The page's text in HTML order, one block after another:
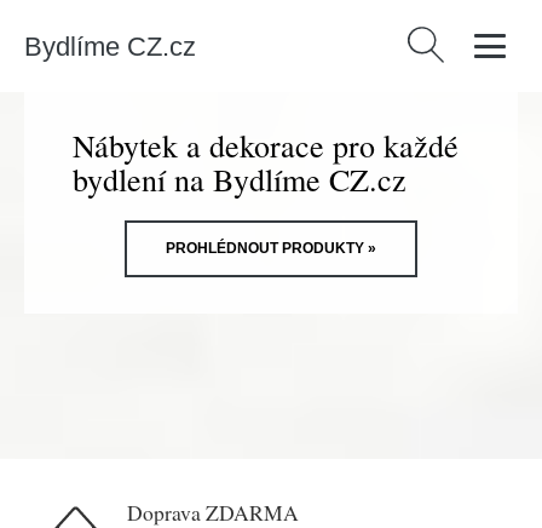
Bydlíme CZ.cz Vyhledávání
Nábytek a dekorace pro každé
bydlení na Bydlíme CZ.cz
PROHLÉDNOUT PRODUKTY »
Doprava ZDARMA